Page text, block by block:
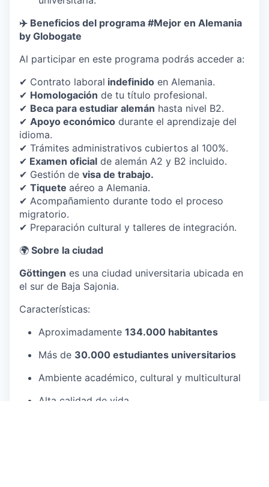
✈️ Beneficios del programa #Mejor en Alemania
by Globogate
Al participar en este programa podrás acceder a:
✔ Contrato laboral indefinido en Alemania.
✔ Homologación de tu título profesional.
✔ Beca para estudiar alemán hasta nivel B2.
✔ Apoyo económico durante el aprendizaje del
idioma.
✔ Trámites administrativos cubiertos al 100%.
✔ Examen oficial de alemán A2 y B2 incluido.
✔ Gestión de visa de trabajo.
✔ Tiquete aéreo a Alemania.
✔ Acompañamiento durante todo el proceso
migratorio.
✔ Preparación cultural y talleres de integración.
🌍 Sobre la ciudad
Göttingen es una ciudad universitaria ubicada en
el sur de Baja Sajonia.
Características:
Aproximadamente 134.000 habitantes
Más de 30.000 estudiantes universitarios
Ambiente académico, cultural y multicultural
Alta calidad de vida